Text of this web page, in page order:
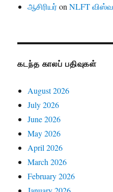
ஆசிரியர்onNLFT
கடந்த காலப் பதிவுகள்
August 2026
July 2026
June 2026
May 2026
April 2026
March 2026
February 2026